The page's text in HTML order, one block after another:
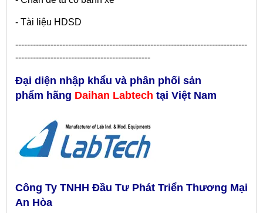
- Tài liệu HDSD
​-------------------------------------------------------------------------------
----------------------------------------------
Đại diện nhập khẩu và phân phối sản
phẩm hãng Daihan Labtech tại Việt Nam
Công Ty TNHH Đầu Tư Phát Triển Thương Mại
An Hòa